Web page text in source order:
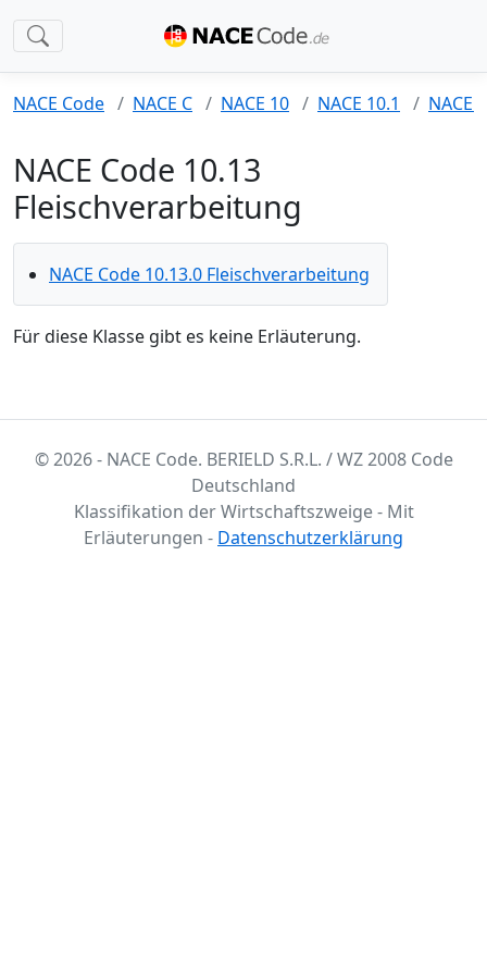
NACE Code NACE C NACE 10 NACE 10.1 NACE
NACE Code 10.13
Fleischverarbeitung
NACE Code 10.13.0 Fleischverarbeitung
Für diese Klasse gibt es keine Erläuterung.
© 2026 - NACE Code. BERIELD S.R.L. / WZ 2008 Code
Deutschland
Klassifikation der Wirtschaftszweige - Mit
Erläuterungen - Datenschutzerklärung